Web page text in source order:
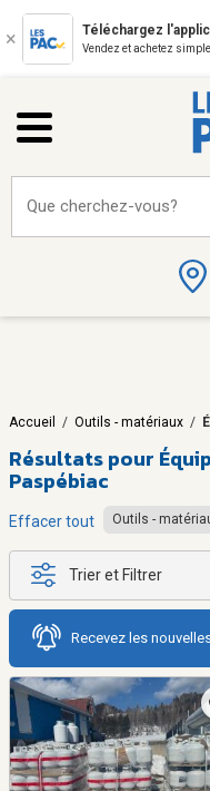
Téléchargez
Vendez et achetez
Que cherchez-vous?
Accueil / Outils - matériaux /
Résultats pour
Paspébiac
Effacer tout Outils -
Trier et Filtrer
Recevez les